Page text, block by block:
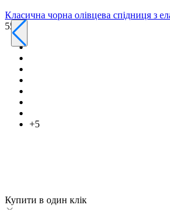
Класична чорна олівцева спідниця з
550 ₴
+5
Купити в один клік